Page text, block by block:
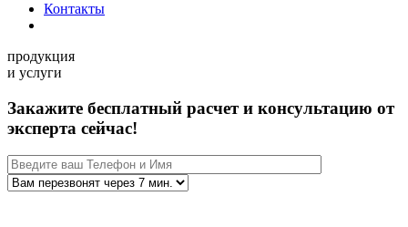
Контакты
продукция
и услуги
Закажите бесплатный расчет и консультацию от
эксперта сейчас!